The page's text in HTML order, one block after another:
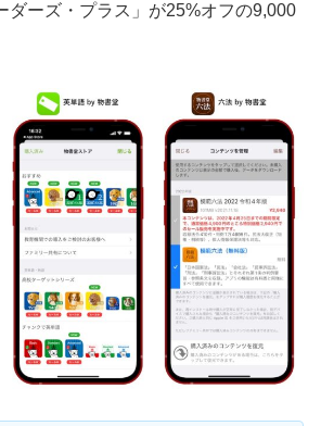
ダーズ・プラス」が25%オフの9,000